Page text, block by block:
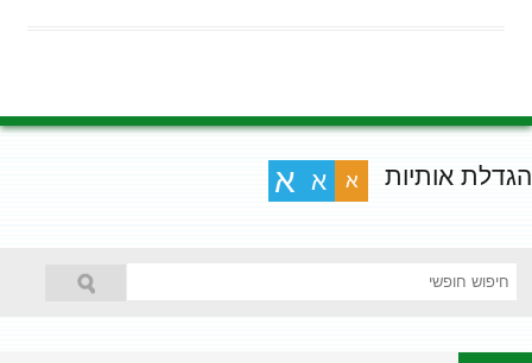
הגדלת אותיות א א א